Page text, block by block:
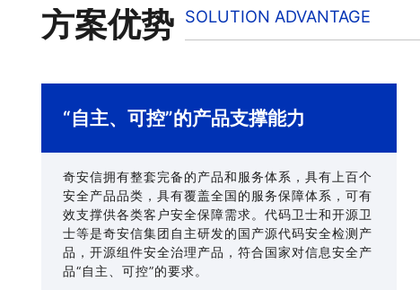
方案优势 SOLUTION ADVANTAGE
“自主、可控”的产品支撑能力
奇安信拥有整套完备的产品和服务体系，具有上百个
安全产品品类，具有覆盖全国的服务保障体系，可有
效支撑供各类客户安全保障需求。代码卫士和开源卫
士等是奇安信集团自主研发的国产源代码安全检测产
品，开源组件安全治理产品，符合国家对信息安全产
品“自主、可控”的要求。